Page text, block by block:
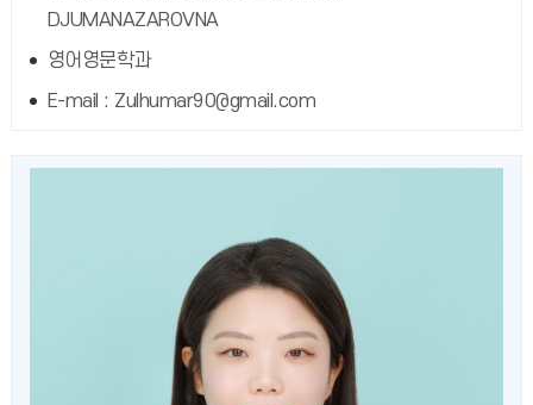
DJUMANAZAROVNA
영어영문학과
E-mail : Zulhumar90@gmail.com